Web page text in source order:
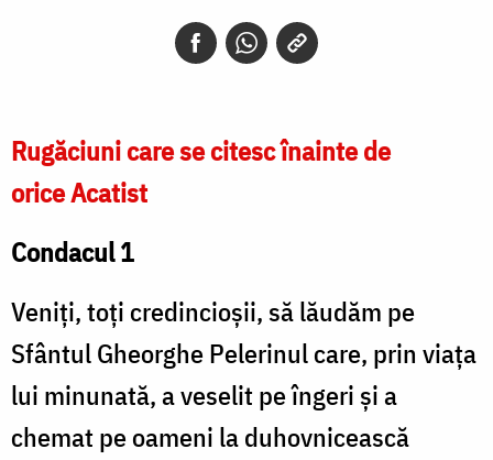
Rugăciuni care se citesc înainte de
orice Acatist
Condacul 1
Veniți, toți credincioșii, să lăudăm pe
Sfântul Gheorghe Pelerinul care, prin viața
lui minunată, a veselit pe îngeri și a
chemat pe oameni la duhovnicească